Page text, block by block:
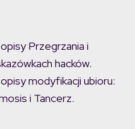
Przegrzania i
hacków.
modyfikacji ubioru:
i Tancerz.